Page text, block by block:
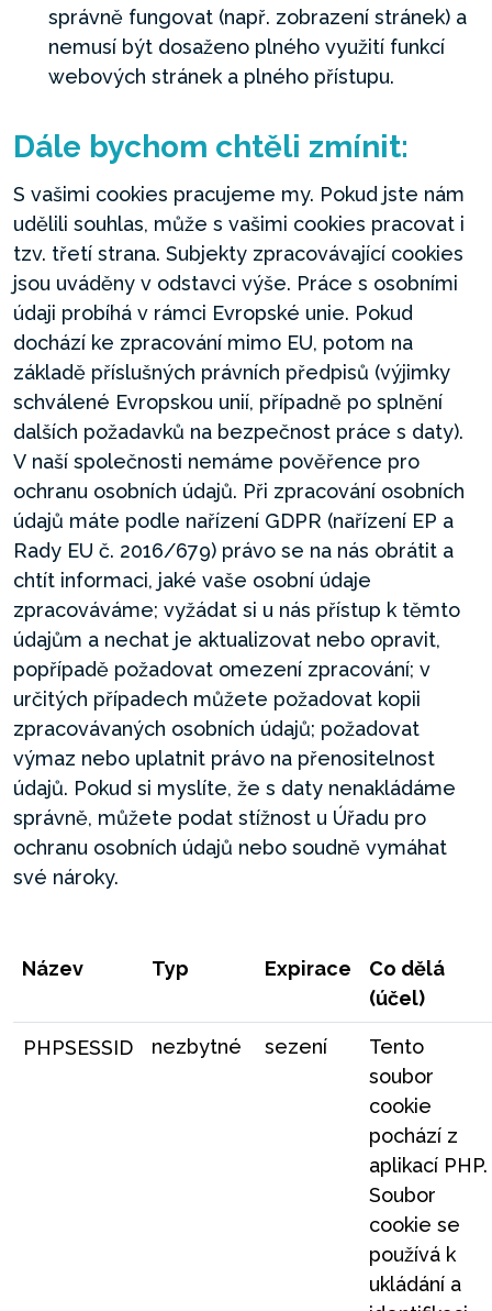
správně fungovat (např. zobrazení stránek) a
nemusí být dosaženo plného využití funkcí
webových stránek a plného přístupu.
Dále bychom chtěli zmínit:
S vašimi cookies pracujeme my. Pokud jste nám
udělili souhlas, může s vašimi cookies pracovat i
tzv. třetí strana. Subjekty zpracovávající cookies
jsou uváděny v odstavci výše. Práce s osobními
údaji probíhá v rámci Evropské unie. Pokud
dochází ke zpracování mimo EU, potom na
základě příslušných právních předpisů (výjimky
schválené Evropskou unií, případně po splnění
dalších požadavků na bezpečnost práce s daty).
V naší společnosti nemáme pověřence pro
ochranu osobních údajů. Při zpracování osobních
údajů máte podle nařízení GDPR (nařízení EP a
Rady EU č. 2016/679) právo se na nás obrátit a
chtít informaci, jaké vaše osobní údaje
zpracováváme; vyžádat si u nás přístup k těmto
údajům a nechat je aktualizovat nebo opravit,
popřípadě požadovat omezení zpracování; v
určitých případech můžete požadovat kopii
zpracovávaných osobních údajů; požadovat
výmaz nebo uplatnit právo na přenositelnost
údajů. Pokud si myslíte, že s daty nenakládáme
správně, můžete podat stížnost u Úřadu pro
ochranu osobních údajů nebo soudně vymáhat
své nároky.
Název Typ Expirace
Co dělá
(účel)
PHPSESSID nezbytné sezení
Tento
soubor
cookie
pochází z
aplikací PHP.
Soubor
cookie se
používá k
ukládání a